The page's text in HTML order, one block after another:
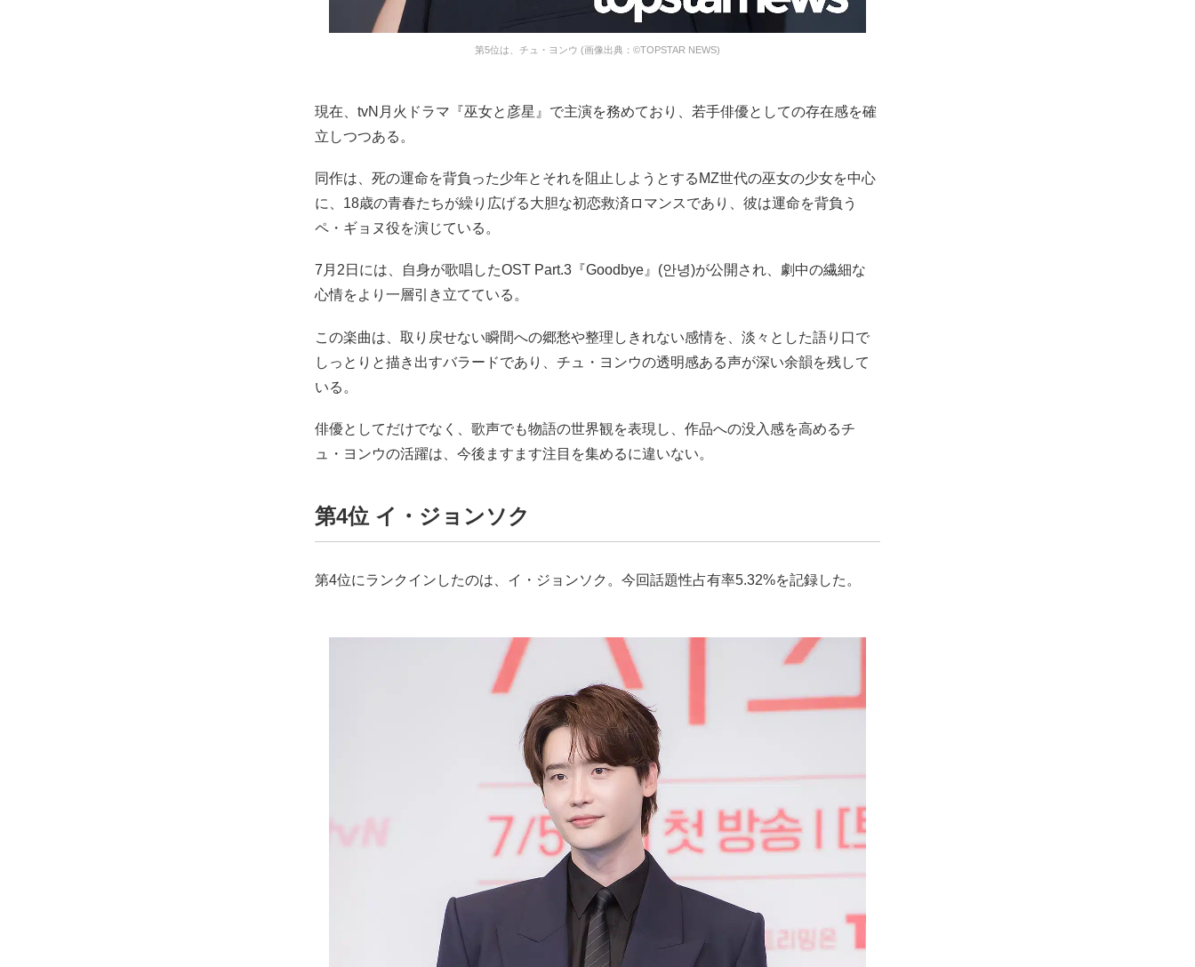
第5位は、チュ・ヨンウ (画像出典：©TOPSTAR NEWS)
現在、tvN月火ドラマ『巫女と彦星』で主演を務めており、若手俳優としての存在感を確
立しつつある。
同作は、死の運命を背負った少年とそれを阻止しようとするMZ世代の巫女の少女を中心
に、18歳の青春たちが繰り広げる大胆な初恋救済ロマンスであり、彼は運命を背負う
ペ・ギョヌ役を演じている。
7月2日には、自身が歌唱したOST Part.3『Goodbye』(안녕)が公開され、劇中の繊細な
心情をより一層引き立てている。
この楽曲は、取り戻せない瞬間への郷愁や整理しきれない感情を、淡々とした語り口で
しっとりと描き出すバラードであり、チュ・ヨンウの透明感ある声が深い余韻を残して
いる。
俳優としてだけでなく、歌声でも物語の世界観を表現し、作品への没入感を高めるチ
ュ・ヨンウの活躍は、今後ますます注目を集めるに違いない。
第4位 イ・ジョンソク
第4位にランクインしたのは、イ・ジョンソク。今回話題性占有率5.32%を記録した。